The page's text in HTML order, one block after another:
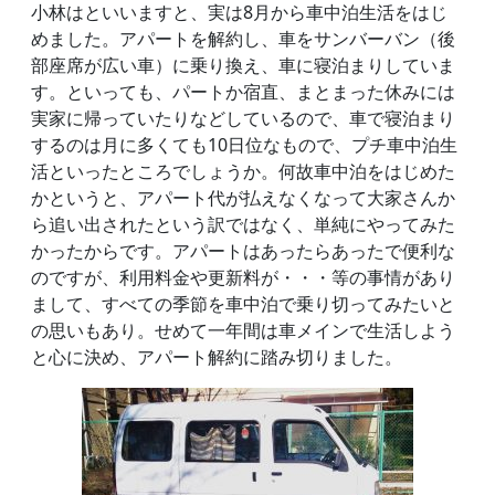
小林はといいますと、実は8月から車中泊生活をはじ
めました。アパートを解約し、車をサンバーバン（後
部座席が広い車）に乗り換え、車に寝泊まりしていま
す。といっても、パートか宿直、まとまった休みには
実家に帰っていたりなどしているので、車で寝泊まり
するのは月に多くても10日位なもので、プチ車中泊生
活といったところでしょうか。何故車中泊をはじめた
かというと、アパート代が払えなくなって大家さんか
ら追い出されたという訳ではなく、単純にやってみた
かったからです。アパートはあったらあったで便利な
のですが、利用料金や更新料が・・・等の事情があり
まして、すべての季節を車中泊で乗り切ってみたいと
の思いもあり。せめて一年間は車メインで生活しよう
と心に決め、アパート解約に踏み切りました。